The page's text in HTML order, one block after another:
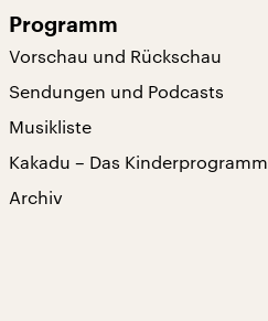
Programm
Vorschau und Rückschau
Sendungen und Podcasts
Musikliste
Kakadu – Das Kinderprogramm
Archiv